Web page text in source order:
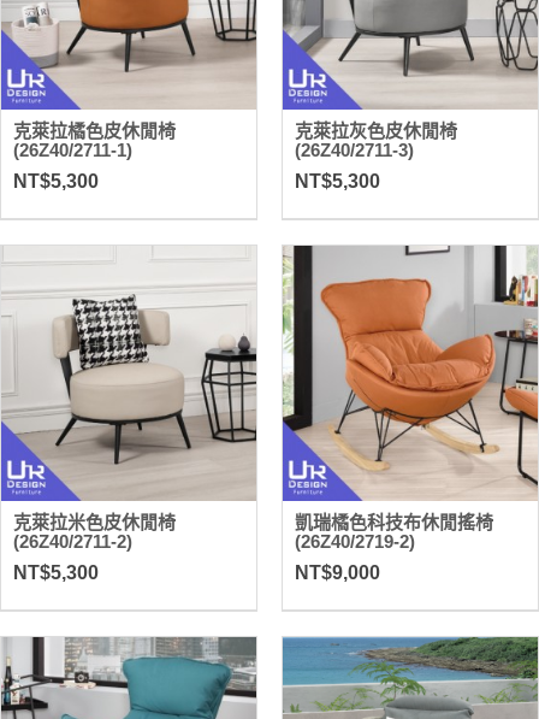
克萊拉橘色皮休閒椅
(26Z40/2711-1)
NT$5,300
克萊拉灰色皮休閒椅
(26Z40/2711-3)
NT$5,300
克萊拉米色皮休閒椅
(26Z40/2711-2)
NT$5,300
凱瑞橘色科技布休閒搖椅
(26Z40/2719-2)
NT$9,000